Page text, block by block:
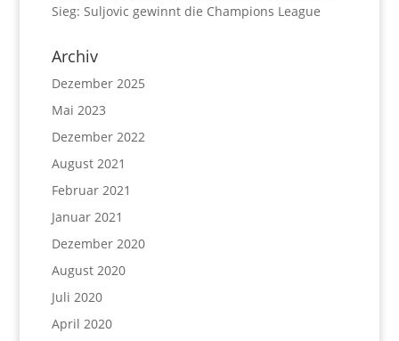
Sieg: Suljovic gewinnt die Champions League
Archiv
Dezember 2025
Mai 2023
Dezember 2022
August 2021
Februar 2021
Januar 2021
Dezember 2020
August 2020
Juli 2020
April 2020